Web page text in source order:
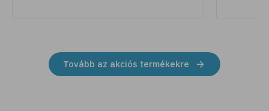
Tovább az akciós termékekre